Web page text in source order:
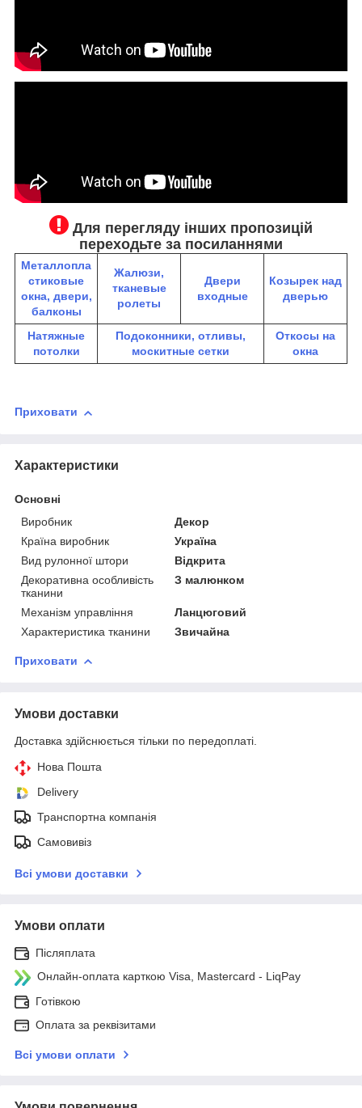
Для перегляду інших пропозицій
переходьте за посиланнями
Металлопла
стиковые
окна, двери,
балконы
Жалюзи,
тканевые
ролеты
Двери
входные
Козырек над
дверью
Натяжные
потолки
Подоконники, отливы,
москитные сетки
Откосы на
окна
Приховати
Характеристики
Основні
Виробник
Декор
Країна виробник
Україна
Вид рулонної штори
Відкрита
Декоративна особливість
тканини
З малюнком
Механізм управління
Ланцюговий
Характеристика тканини
Звичайна
Приховати
Умови доставки
Доставка здійснюється тільки по передоплаті.
Нова Пошта
Delivery
Транспортна компанія
Самовивіз
Всі умови доставки
Умови оплати
Післяплата
Онлайн-оплата карткою Visa, Mastercard - LiqPay
Готівкою
Оплата за реквізитами
Всі умови оплати